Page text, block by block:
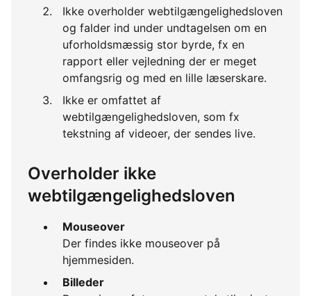
Ikke overholder webtilgængelighedsloven
og falder ind under undtagelsen om en
uforholdsmæssig stor byrde, fx en
rapport eller vejledning der er meget
omfangsrig og med en lille læserskare.
Ikke er omfattet af
webtilgængelighedsloven, som fx
tekstning af videoer, der sendes live.
Overholder ikke
webtilgængelighedsloven
Mouseover
Der findes ikke mouseover på
hjemmesiden.
Billeder